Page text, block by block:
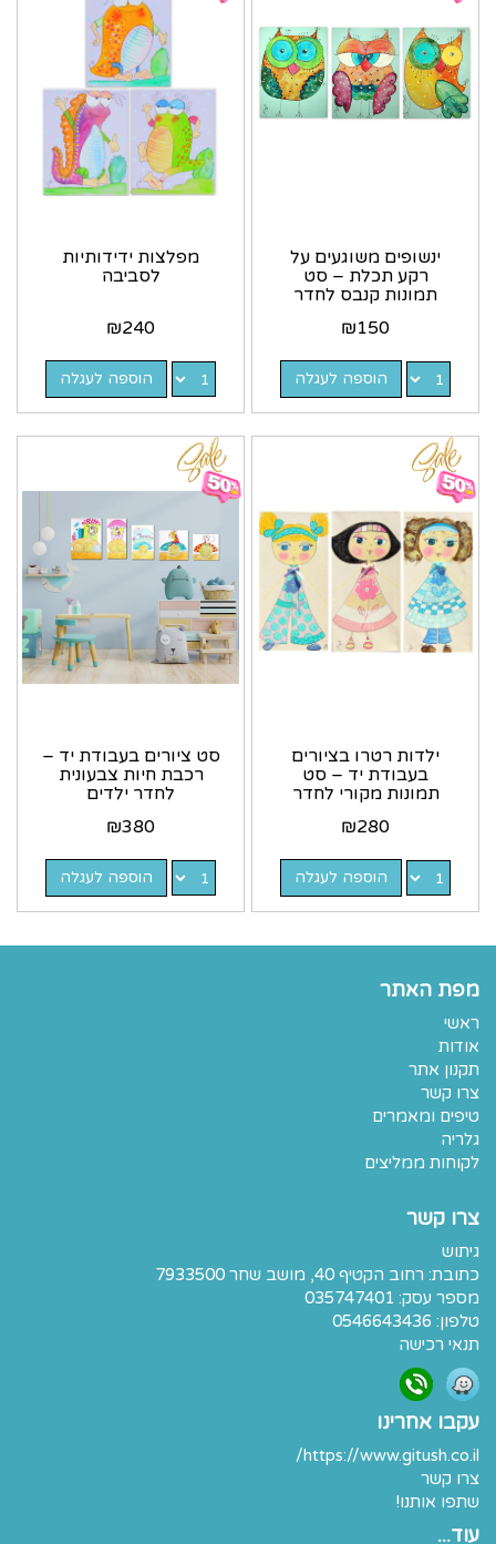
ינשופים משוגעים על
רקע תכלת – סט
תמונות קנבס לחדר
₪150
הוספה לעגלה
מפלצות ידידותיות
לסביבה
₪240
הוספה לעגלה
ילדות רטרו בציורים
בעבודת יד – סט
תמונות מקורי לחדר
₪280
הוספה לעגלה
סט ציורים בעבודת יד –
רכבת חיות צבעונית
לחדר ילדים
₪380
הוספה לעגלה
מפת האתר
ראשי
אודות
תקנון אתר
צרו קשר
טיפים ומאמרים
גלריה
לקוחות ממליצים
צרו קשר
גיתוש
כתובת: רחוב הקטיף 40, מושב שחר 7933500
מספר עסק: 035747401
טלפון: 0546643436
תנאי רכישה
עקבו אחרינו
https://www.gitush.co.il/
צרו קשר
שתפו אותנו!
עוד...